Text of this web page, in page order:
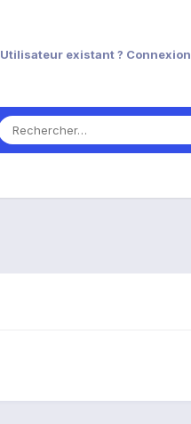
Utilisateur existant ? Connexion